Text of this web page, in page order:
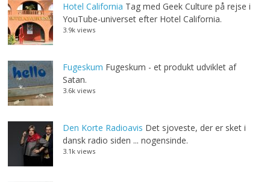
Hotel California Tag med Geek Culture på rejse i
YouTube-universet efter Hotel California.
3.9k views
Fugeskum Fugeskum - et produkt udviklet af
Satan.
3.6k views
Den Korte Radioavis Det sjoveste, der er sket i
dansk radio siden ... nogensinde.
3.1k views